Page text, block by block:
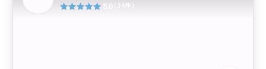
5.0 (34件)